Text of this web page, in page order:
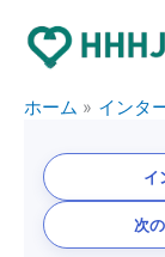
ホーム インタ
イ
次